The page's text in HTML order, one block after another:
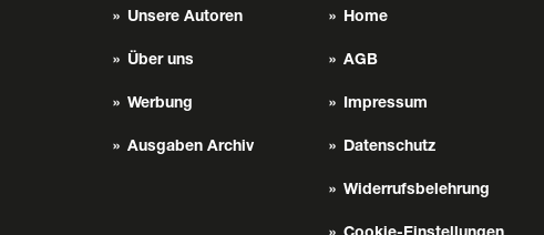
Unsere Autoren
Über uns
Werbung
Ausgaben Archiv
Home
AGB
Impressum
Datenschutz
Widerrufsbelehrung